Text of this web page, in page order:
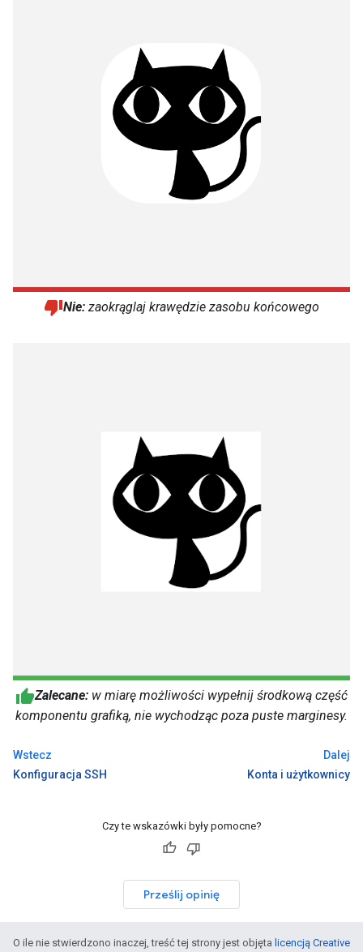
Nie: zaokrąglaj krawędzie zasobu końcowego
Zalecane: w miarę możliwości wypełnij środkową część
komponentu grafiką, nie wychodząc poza puste marginesy.
Wstecz
Konfiguracja SSH
Dalej
Konta i użytkownicy
Czy te wskazówki były pomocne?
Prześlij opinię
O ile nie stwierdzono inaczej, treść tej strony jest objęta licencją Creative